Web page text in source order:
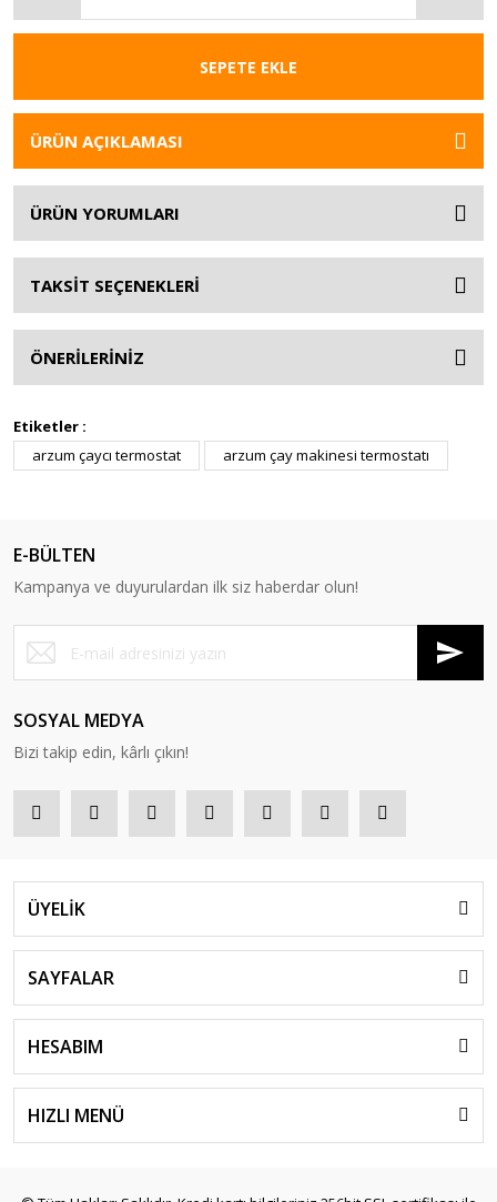
SEPETE EKLE
ÜRÜN AÇIKLAMASI
ÜRÜN YORUMLARI
TAKSİT SEÇENEKLERİ
ÖNERİLERİNİZ
Etiketler :
arzum çaycı termostat
arzum çay makinesi termostatı
E-BÜLTEN
Kampanya ve duyurulardan ilk siz haberdar olun!
SOSYAL MEDYA
Bizi takip edin, kârlı çıkın!
ÜYELİK
SAYFALAR
HESABIM
HIZLI MENÜ